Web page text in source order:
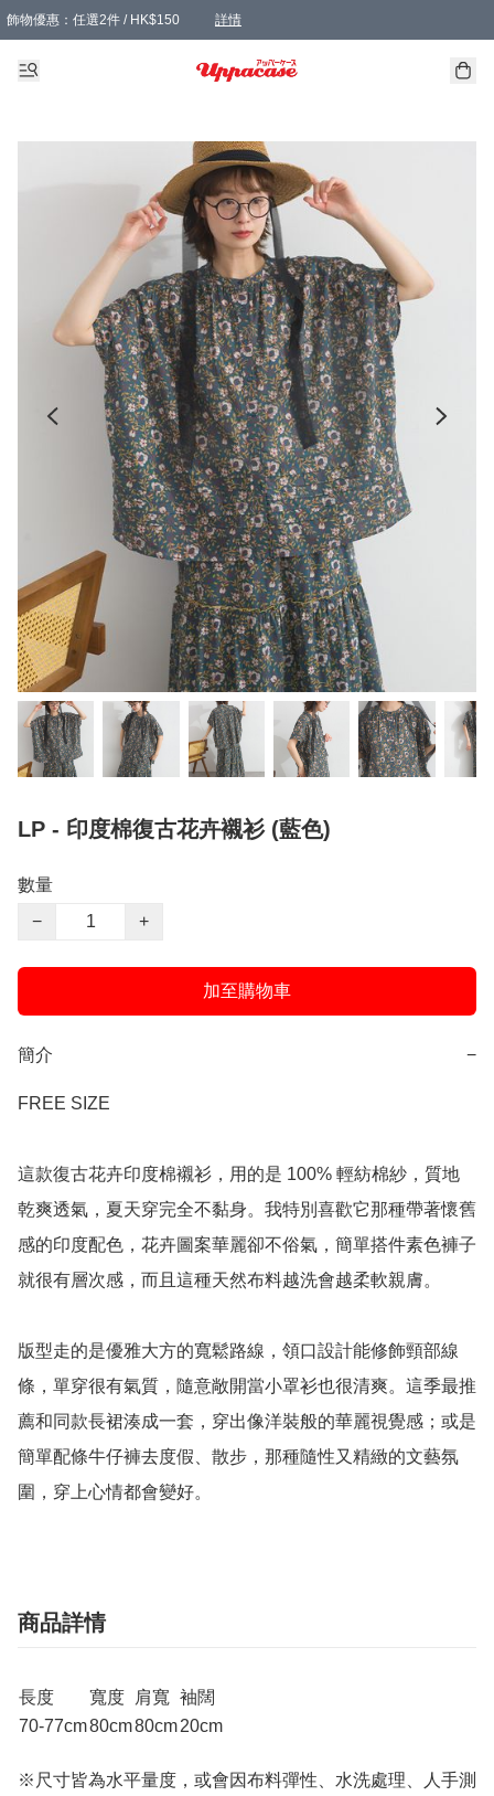
飾物優惠：任選2件 / HK$150 詳情
髮飾優惠：任選2件 / HK$100 詳情
精選襪子優惠：任選3對 / HK$115 詳情
滿額免運：本地訂單滿港幣350元可享免運費優惠
LP - 印度棉復古花卉襯衫 (藍色)
數量
−
+
加至購物車
簡介 −
FREE SIZE
這款復古花卉印度棉襯衫，用的是 100% 輕紡棉紗，質地
乾爽透氣，夏天穿完全不黏身。我特別喜歡它那種帶著懷舊
感的印度配色，花卉圖案華麗卻不俗氣，簡單搭件素色褲子
就很有層次感，而且這種天然布料越洗會越柔軟親膚。
版型走的是優雅大方的寬鬆路線，領口設計能修飾頸部線
條，單穿很有氣質，隨意敞開當小罩衫也很清爽。這季最推
薦和同款長裙湊成一套，穿出像洋裝般的華麗視覺感；或是
簡單配條牛仔褲去度假、散步，那種隨性又精緻的文藝氛
圍，穿上心情都會變好。
商品詳情
長度 寬度 肩寬 袖闊
70-77cm80cm80cm20cm
※尺寸皆為水平量度，或會因布料彈性、水洗處理、人手測